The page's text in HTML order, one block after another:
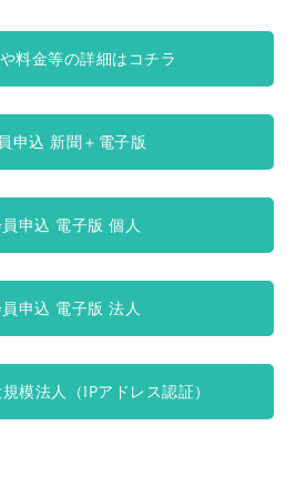
料金等の詳細はコチラ
申込 新聞＋電子版
申込 電子版 個人
申込 電子版 法人
模法人（IPアドレス認証）